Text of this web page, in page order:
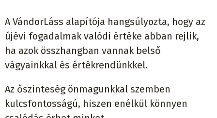
A VándorLáss alapítója hangsúlyozta, hogy az
újévi fogadalmak valódi értéke abban rejlik,
ha azok összhangban vannak belső
vágyainkkal és értékrendünkkel.
Az őszinteség önmagunkkal szemben
kulcsfontosságú, hiszen enélkül könnyen